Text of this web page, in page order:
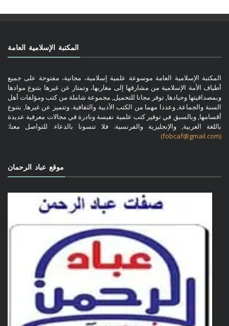
المكتبة الإسلامية العامة
المكتبة الإسلامية العامة موسوعة علمية إسلامية، مجانية، مفتوحة على جميع
أطياف الأمة الإسلامية من مشارقها إلى مغاربها، وتمتاز عن غيرها بتنوع موادها
وبمصداقيتها وحيادها, توفر مجانا للتحميل, مجموعة شاملة من كتب ومؤلفات أهل
السنة والجماعة, وعددا مهما من الكتب الأدبية والثقافية. وتتميز عن غيرها, بتنوع
أقسامها, وبالسبق في توفير كتب علمية نفيسة ونادرة في مجالات معرفية عديدة
باللغة العربية, والإنجليزية والفرنسية. فلا تنسونا بالدعاء. للتواصل معنا:
(fobcaf@gmail.com)
موقع عباد الرحمان